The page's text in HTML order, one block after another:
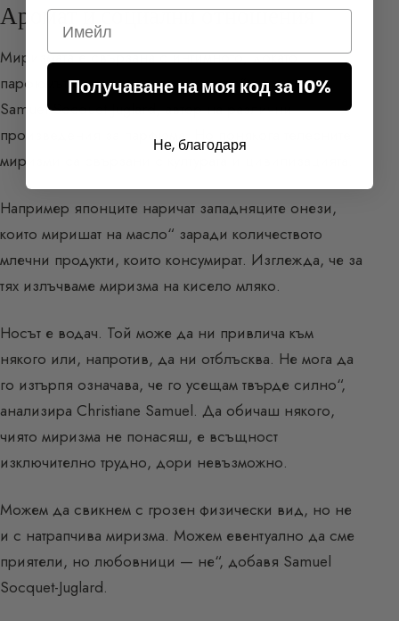
Аромат и социални отношения
Миризмата е свързана с интимното, докато
парфюмът е свързан с социалното“, подчертава
Samuel Socquet-Juglard, автор на различни
произведения за парфюма. Но понякога телесните
миризми са свързани с културата и цивилизацията.
Например японците наричат западняците онези,
които миришат на масло“ заради количеството
млечни продукти, които консумират. Изглежда, че за
тях излъчваме миризма на кисело мляко.
Носът е водач. Той може да ни привлича към
някого или, напротив, да ни отблъсква. Не мога да
го изтърпя означава, че го усещам твърде силно“,
анализира Christiane Samuel. Да обичаш някого,
чиято миризма не понасяш, е всъщност
изключително трудно, дори невъзможно.
Можем да свикнем с грозен физически вид, но не
и с натрапчива миризма. Можем евентуално да сме
приятели, но любовници — не“, добавя Samuel
Socquet-Juglard.
Получаване на моя код за 10%
Не, благодаря